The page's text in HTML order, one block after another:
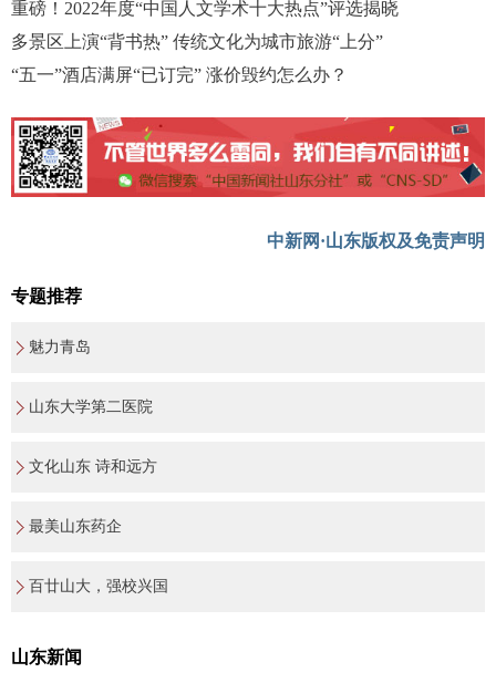
重磅！2022年度“中国人文学术十大热点”评选揭晓
多景区上演“背书热” 传统文化为城市旅游“上分”
“五一”酒店满屏“已订完” 涨价毁约怎么办？
中新网·山东版权及免责声明
专题推荐
魅力青岛
山东大学第二医院
文化山东 诗和远方
最美山东药企
百廿山大，强校兴国
山东新闻